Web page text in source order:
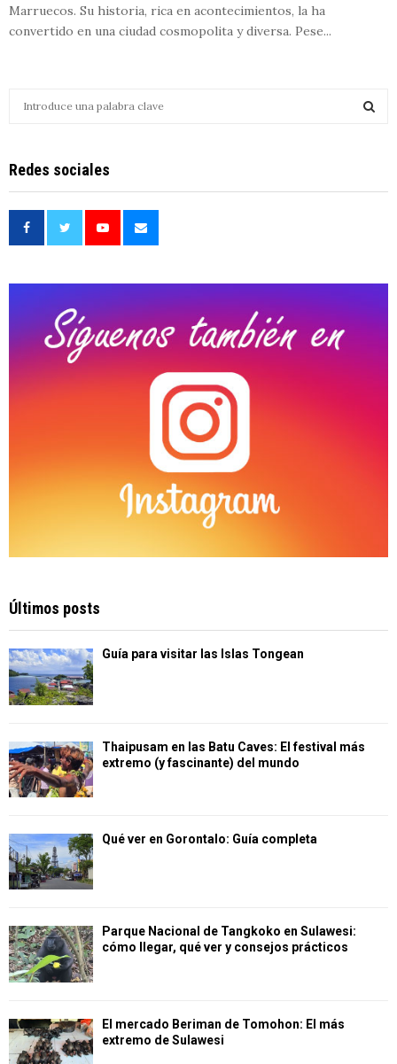
Marruecos. Su historia, rica en acontecimientos, la ha
convertido en una ciudad cosmopolita y diversa. Pese...
c
h
f
r
C
Redes sociales
Últimos posts
Guía para visitar las Islas Tongean
Thaipusam en las Batu Caves: El festival más
extremo (y fascinante) del mundo
Qué ver en Gorontalo: Guía completa
Parque Nacional de Tangkoko en Sulawesi:
cómo llegar, qué ver y consejos prácticos
El mercado Beriman de Tomohon: El más
extremo de Sulawesi